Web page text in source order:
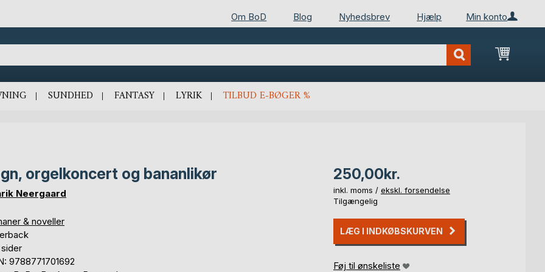
Min konto
Om BoD Blog Nyhedsbrev Hjælp
Min
SUNDHED FANTASY LYRIK TILBUD E-BØGER %
orgelkoncert og bananlikør
Neergaard
& noveller
9788771701692
250,00kr.
inkl. moms / ekskl. forsendelse
Tilgængelig
LÆG I INDKØBSKURVEN
Føj til ønskeliste